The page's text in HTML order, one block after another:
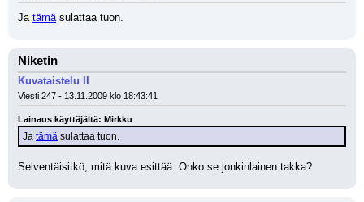
Ja tämä sulattaa tuon.
Niketin
Kuvataistelu II
Viesti 247 - 13.11.2009 klo 18:43:41
Lainaus käyttäjältä: Mirkku
Ja tämä sulattaa tuon.
Selventäisitkö, mitä kuva esittää. Onko se jonkinlainen takka?